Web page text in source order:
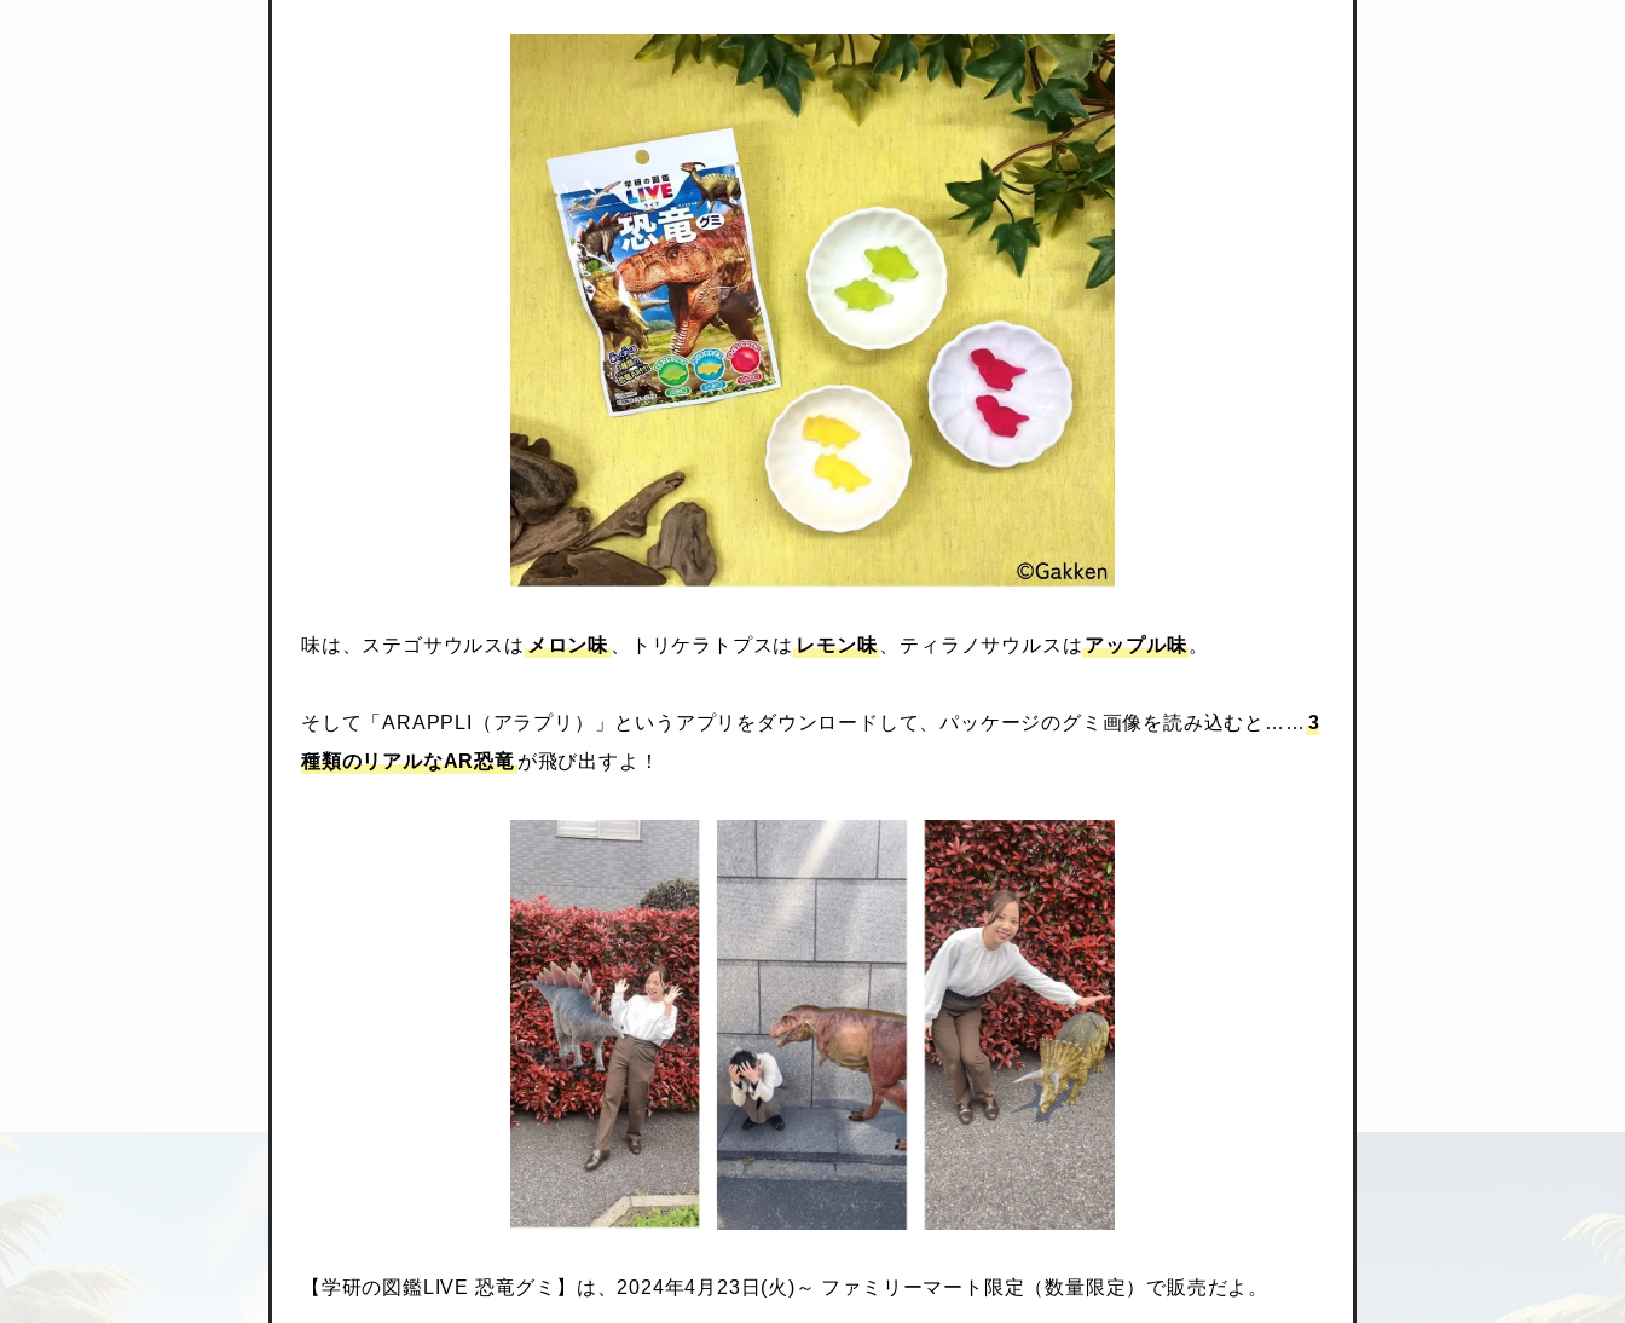
味は、ステゴサウルスは メロン味 、トリケラトプスはレモン味 、ティラノサウルスはアップル味 。
そして「ARAPPLI（アラプリ）」というアプリをダウンロードして、パッケージのグミ画像を読み込むと…… 3
種類のリアルなAR恐竜が飛び出すよ！
【学研の図鑑LIVE 恐竜グミ】は、2024年4月23日(火)～ ファミリーマート限定（数量限定）で販売だよ。